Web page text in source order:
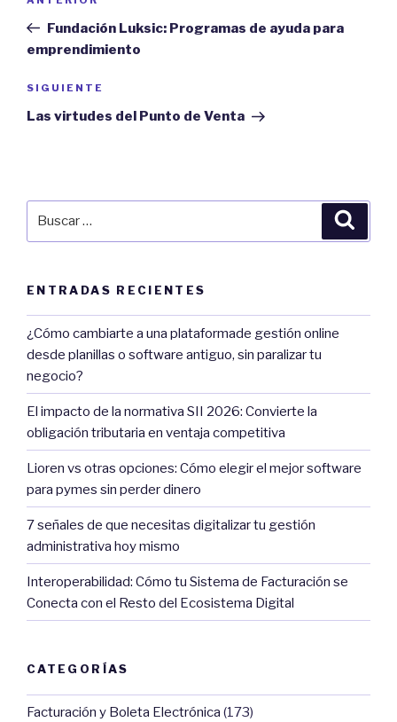
entradas
PostFundación Luksic: Programas de ayuda para
emprendimiento
Next
Post
SIGUIENTE
Las virtudes del Punto de Venta
ENTRADAS RECIENTES
¿Cómo cambiarte a una plataformade gestión online
desde planillas o software antiguo, sin paralizar tu
negocio?
El impacto de la normativa SII 2026: Convierte la
obligación tributaria en ventaja competitiva
Lioren vs otras opciones: Cómo elegir el mejor software
para pymes sin perder dinero
7 señales de que necesitas digitalizar tu gestión
administrativa hoy mismo
Interoperabilidad: Cómo tu Sistema de Facturación se
Conecta con el Resto del Ecosistema Digital
CATEGORÍAS
Facturación y Boleta Electrónica (173)